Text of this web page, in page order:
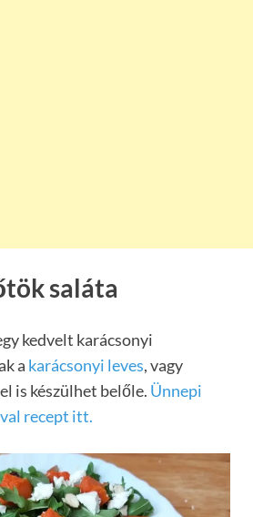
saláta
kedvelt karácsonyi
a karácsonyi leves, vagy
is készülhet belőle. Ünnepi
recept itt.